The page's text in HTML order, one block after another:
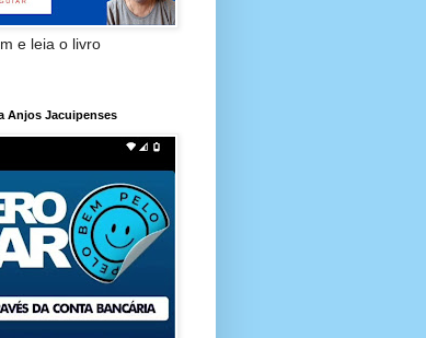
e leia o livro
Anjos Jacuipenses